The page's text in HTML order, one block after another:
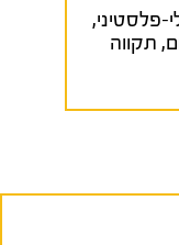
פלסטיני,
, תקווה